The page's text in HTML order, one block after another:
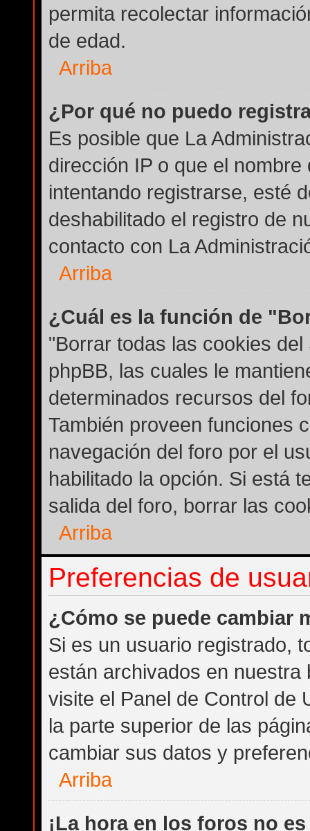
permita recolectar
de edad.
Arriba
¿Por qué no puedo
Es posible que La
dirección IP o que el
intentando registrarse, esté
deshabilitado el registro de
contacto con La
Arriba
¿Cuál es la función de
"Borrar todas las cookies
phpBB, las cuales le
determinados recursos del
También proveen funciones
navegación del foro por el
habilitado la opción. Si está
salida del foro, borrar las
Arriba
Preferencias de
¿Cómo se puede cambiar
Si es un usuario registrado,
están archivados en
visite el Panel de Control de
la parte superior de las
cambiar sus datos y
Arriba
¡La hora en los foros no